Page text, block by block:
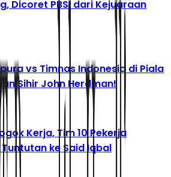
Dicoret PBSI dari Kejuaraan
vs Timnas Indonesia di Piala
Sihir John Herdman!
Kerja, Tim 10 Pekerja
ke Said Iqbal